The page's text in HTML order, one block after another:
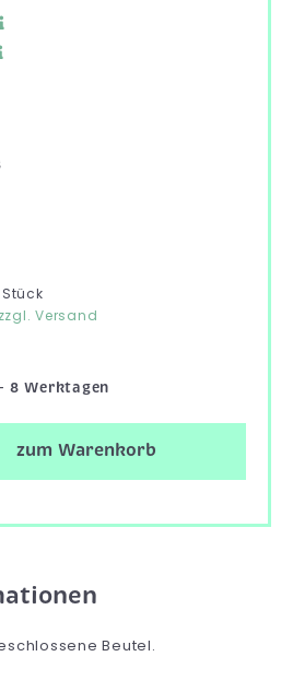
zzgl. Versand
8 Werktagen
zum Warenkorb
Beutel.